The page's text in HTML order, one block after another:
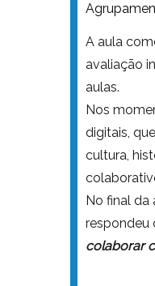
A aula
avaliação
aulas.
Nos
digitais,
cultura,
No final da
respondeu
colaborar